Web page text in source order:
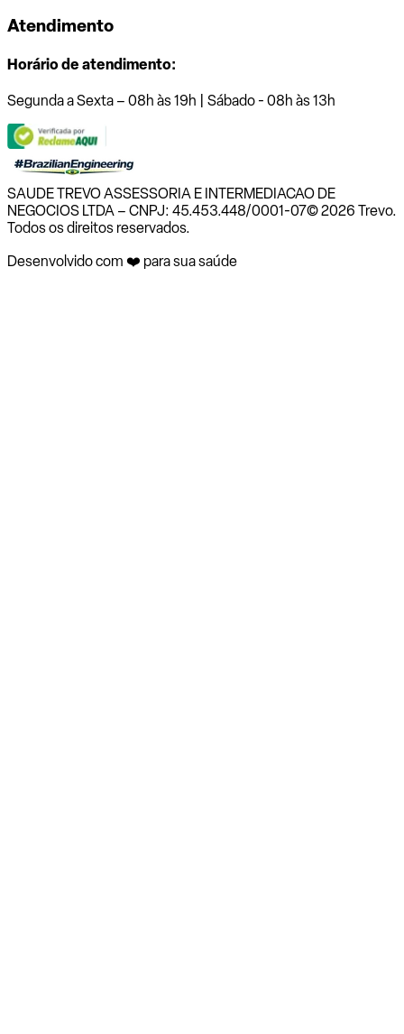
Atendimento
Horário de atendimento:
Segunda a Sexta – 08h às 19h | Sábado - 08h às 13h
SAUDE TREVO ASSESSORIA E INTERMEDIACAO DE
NEGOCIOS LTDA – CNPJ: 45.453.448/0001-07© 2026 Trevo.
Todos os direitos reservados.
Desenvolvido com ❤️ para sua saúde